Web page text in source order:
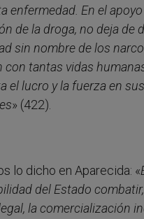
enfermedad. En el apoyo
de la droga, no deja de
sin nombre de los
con tantas vidas
el lucro y la fuerza en
» (422).
lo dicho en Aparecida: «
del Estado
la comercialización